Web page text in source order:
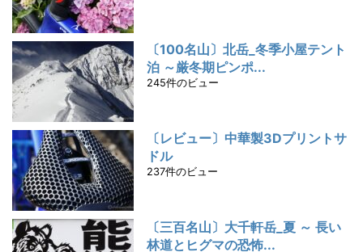
〔100名山〕北岳_冬季小屋テント
泊 ～厳冬期ピンポ...
245件のビュー
〔レビュー〕中華製3Dプリントサ
ドル
237件のビュー
〔三百名山〕大千軒岳_夏 ～ 長い
林道とヒグマの恐怖...